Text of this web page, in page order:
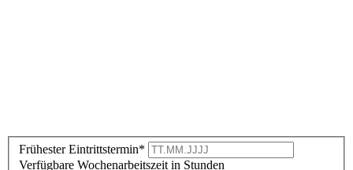
Frühester Eintrittstermin*
Verfügbare Wochenarbeitszeit in Stunden